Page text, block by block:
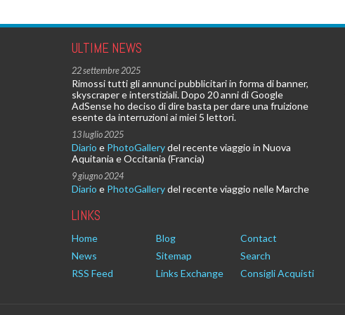
ULTIME NEWS
22 settembre 2025
Rimossi tutti gli annunci pubblicitari in forma di banner,
skyscraper e interstiziali. Dopo 20 anni di Google
AdSense ho deciso di dire basta per dare una fruizione
esente da interruzioni ai miei 5 lettori.
13 luglio 2025
Diario e PhotoGallerydel recente viaggio in Nuova
Aquitania e Occitania (Francia)
9 giugno 2024
Diario e PhotoGallerydel recente viaggio nelle Marche
LINKS
Home Blog
Contact
News
Sitemap
Search
RSS Feed
Links Exchange Consigli Acquisti